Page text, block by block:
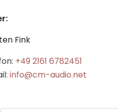
Fink
+49 2161 6782451
info@cm-audio.net